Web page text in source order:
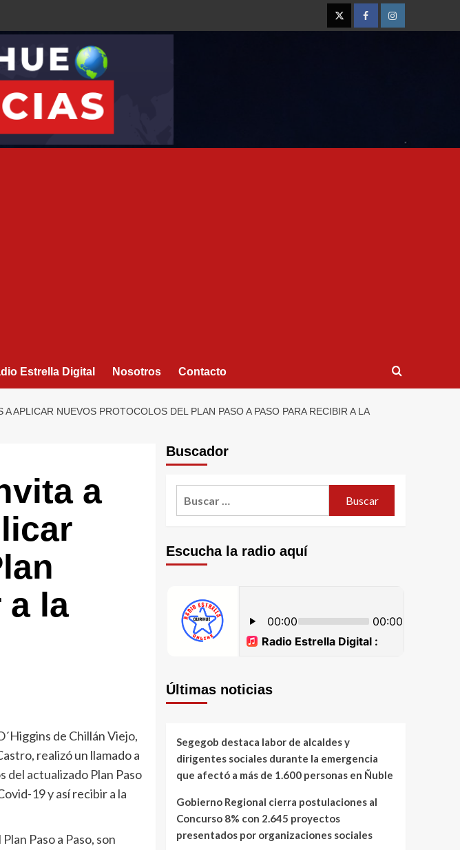
Estrella Digital Nosotros Contacto
APLICAR NUEVOS PROTOCOLOS DEL PLAN PASO A PASO PARA RECIBIR A LA
a
a la
de Chillán Viejo,
realizó un llamado a
del actualizado Plan Paso
19 y así recibir a la
Paso a Paso, son
Buscador
Escucha la radio aquí
Últimas noticias
Segegob destaca labor de alcaldes y
dirigentes sociales durante la emergencia
que afectó a más de 1.600 personas en Ñuble
Gobierno Regional cierra postulaciones al
Concurso 8% con 2.645 proyectos
presentados por organizaciones sociales